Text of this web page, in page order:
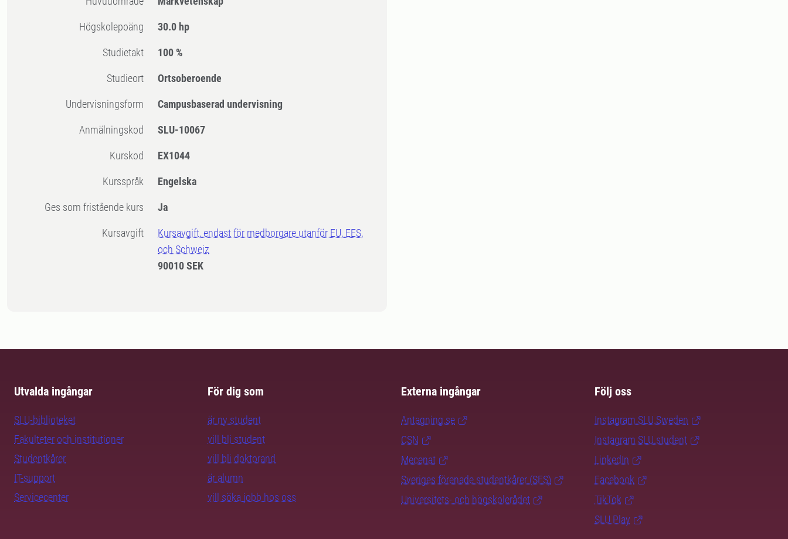
högskolepoäng 30.0 hp
Studietakt 100 %
Studieort Ortsoberoende
Undervisningsform Campusbaserad undervisning
Anmälningskod SLU-10067
Kurskod EX1044
Kursspråk Engelska
Ges som fristående kurs Ja
Kursavgift
Kursavgift, endast för medborgare utanför EU, EES,
och Schweiz
90010 SEK
Utvalda ingångar
SLU-biblioteket
Fakulteter och institutioner
Studentkårer
IT-support
Servicecenter
För dig som
är ny student
vill bli student
vill bli doktorand
är alumn
vill söka jobb hos oss
Externa ingångar
Antagning.se
CSN
Mecenat
Sveriges förenade studentkårer (SFS)
Universitets- och högskolerådet
Följ oss
Instagram SLU.Sweden
Instagram SLU.student
LinkedIn
Facebook
TikTok
SLU Play